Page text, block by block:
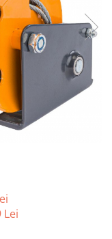
Lei